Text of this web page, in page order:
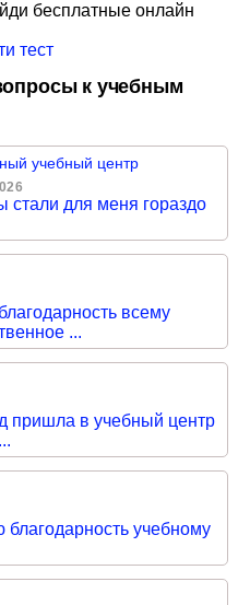
бесплатные онлайн
тест
к учебным
учебный центр
для меня гораздо
всему
...
пришла в учебный центр
учебному